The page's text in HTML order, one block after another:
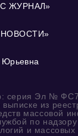
ЖУРНАЛ»
Юрьевна
серия Эл №
выписке из
массовой
по надзору
и массовых